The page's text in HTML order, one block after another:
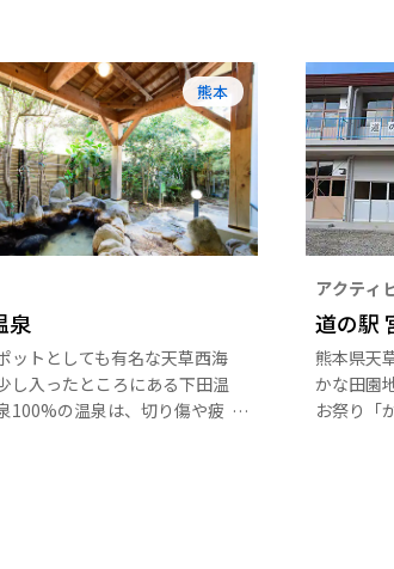
熊本
泉
ットとしても有名な天草西海
し入ったところにある下田温
100%の温泉は、切り傷や疲
アクティ
道の駅
熊本県天
かな田園
お祭り「